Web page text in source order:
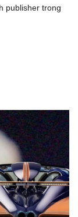
publisher trong